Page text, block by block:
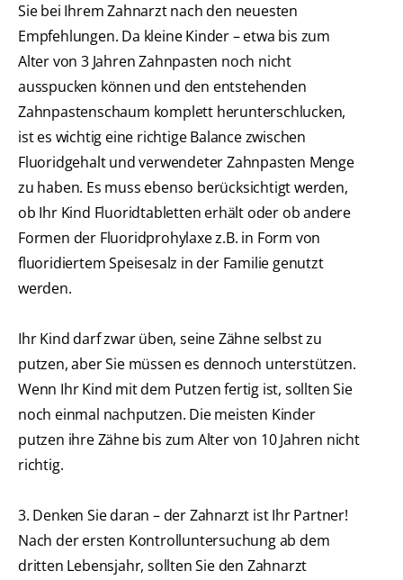
Sie bei Ihrem Zahnarzt nach den neuesten
Empfehlungen. Da kleine Kinder – etwa bis zum
Alter von 3 Jahren Zahnpasten noch nicht
ausspucken können und den entstehenden
Zahnpastenschaum komplett herunterschlucken,
ist es wichtig eine richtige Balance zwischen
Fluoridgehalt und verwendeter Zahnpasten Menge
zu haben. Es muss ebenso berücksichtigt werden,
ob Ihr Kind Fluoridtabletten erhält oder ob andere
Formen der Fluoridprohylaxe z.B. in Form von
fluoridiertem Speisesalz in der Familie genutzt
werden.
Ihr Kind darf zwar üben, seine Zähne selbst zu
putzen, aber Sie müssen es dennoch unterstützen.
Wenn Ihr Kind mit dem Putzen fertig ist, sollten Sie
noch einmal nachputzen. Die meisten Kinder
putzen ihre Zähne bis zum Alter von 10 Jahren nicht
richtig.
3. Denken Sie daran – der Zahnarzt ist Ihr Partner!
Nach der ersten Kontrolluntersuchung ab dem
dritten Lebensjahr, sollten Sie den Zahnarzt